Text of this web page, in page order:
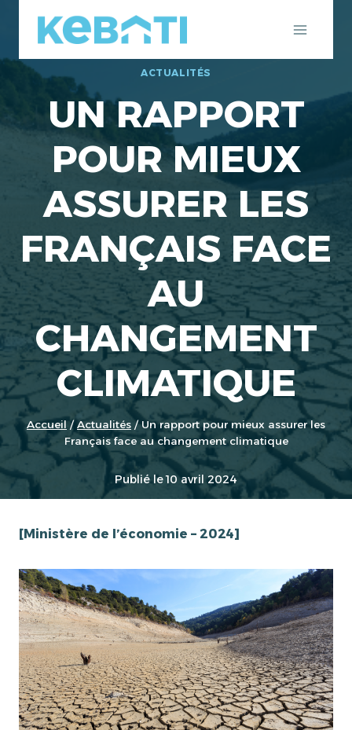
contenu
ACTUALITÉS
UN RAPPORT
POUR MIEUX
ASSURER LES
FRANÇAIS FACE
AU
CHANGEMENT
CLIMATIQUE
Accueil / Actualités / Un rapport pour mieux assurer les
Français face au changement climatique
Publié le10 avril 2024
[Ministère de l’économie – 2024]